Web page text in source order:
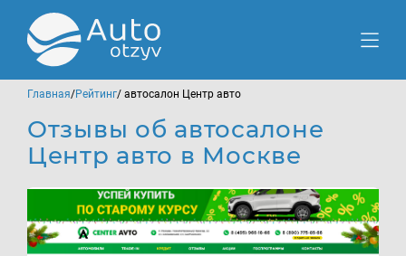
Главная/Рейтинг/ автосалон Центр авто
Отзывы об автосалоне
Центр авто в Москве